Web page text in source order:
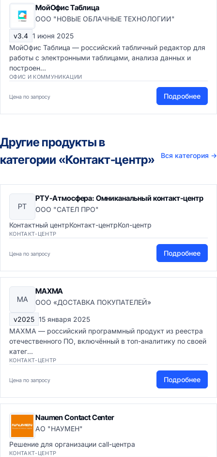
МойОфис Таблица
ООО "НОВЫЕ ОБЛАЧНЫЕ ТЕХНОЛОГИИ"
v3.4 1 июня 2025
МойОфис Таблица — российский табличный редактор для
работы с электронными таблицами, анализа данных и
построен...
ОФИС И КОММУНИКАЦИИ
Цена по запросу Подробнее
Другие продукты в
категории «Контакт-центр»
Вся категория →
РТ
РТУ-Атмосфера: Омниканальный контакт-центр
ООО "САТЕЛ ПРО"
Контактный центрКонтакт-центрКол-центр
КОНТАКТ-ЦЕНТР
Цена по запросу Подробнее
MA
MAXMA
ООО «ДОСТАВКА ПОКУПАТЕЛЕЙ»
v2025 15 января 2025
MAXMA — российский программный продукт из реестра
отечественного ПО, включённый в топ-аналитику по своей
катег...
КОНТАКТ-ЦЕНТР
Цена по запросу Подробнее
Naumen Contact Center
АО "НАУМЕН"
Решение для организации call-центра
КОНТАКТ-ЦЕНТР